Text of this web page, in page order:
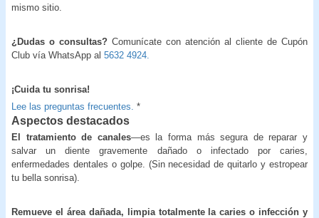
mismo sitio.
¿Dudas o consultas? Comunícate con atención al cliente de Cupón
Club vía WhatsApp al 5632 4924.
¡Cuida tu sonrisa!
Lee las preguntas frecuentes. *
Aspectos destacados
El tratamiento de canales—es la forma más segura de reparar y
salvar un diente gravemente dañado o infectado por caries,
enfermedades dentales o golpe. (Sin necesidad de quitarlo y estropear
tu bella sonrisa).
Remueve el área dañada, limpia totalmente la caries o infección y